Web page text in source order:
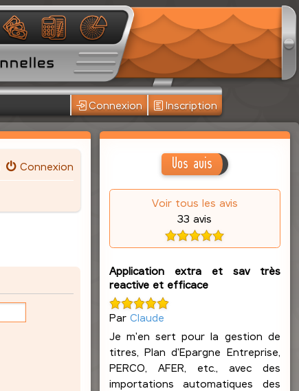
Connexion Inscription
Connexion Vos avis
Voir tous les avis
33 avis
Application extra et sav très
reactive et efficace
Par Claude
Je m'en sert pour la gestion de
titres, Plan d'Epargne Entreprise,
PERCO, AFER, etc., avec des
importations automatiques des